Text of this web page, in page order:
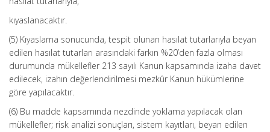
kıyaslanacaktır.
(5) Kıyaslama sonucunda, tespit olunan hasılat tutarlarıyla beyan
edilen hasılat tutarları arasındaki farkın %20’den fazla olması
durumunda mükellefler 213 sayılı Kanun kapsamında izaha davet
edilecek, izahın değerlendirilmesi mezkûr Kanun hükümlerine
göre yapılacaktır.
(6) Bu madde kapsamında nezdinde yoklama yapılacak olan
mükellefler; risk analizi sonuçları, sistem kayıtları, beyan edilen